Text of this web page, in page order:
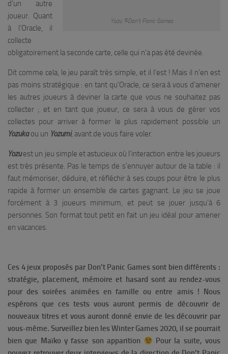
Yozu ©Don’t Panic Games
d’un autre
joueur. Quant
à l’Oracle, il
collecte
obligatoirement la seconde carte, celle qui n’a pas été devinée.
Dit comme cela, le jeu paraît très simple, et il l’est ! Mais il n’en est
pas moins stratégique : en tant qu’Oracle, ce sera à vous d’amener
les autres joueurs à deviner la carte que vous ne souhaitez pas
collecter ; et en tant que joueur, ce sera à vous de gérer vos
collectes pour arriver à former le plus rapidement possible un
Yozukaou un Yozumi, avant de vous faire voler.
Yozuest un jeu simple et astucieux où l’interaction entre les joueurs
est très présente. Pas le temps de s’ennuyer autour de la table : il
faut mémoriser, déduire, et réfléchir à ses coups pour être le plus
rapide à former un ensemble de cartes gagnant. Le jeu se joue
forcément à 3 joueurs minimum, et peut se jouer jusqu’à 6
personnes. Son format tout petit en fait un jeu idéal pour amener
en vacances.
Ces 4 jeux proposés par Don’t Panic Games sont bien différents :
stratégie, placement, mémoire et hasard sont au rendez-vous
pour des soirées animées en famille ou entre amis ! Nous
espérons que ces tests vous auront permis de découvrir de
nouveaux titres et vous auront donné envie de les découvrir par
vous-même. Surveillez bien les Winter Games 2020, il se pourrait
bien que Maïko y fasse son apparition
Pour la suite, vous